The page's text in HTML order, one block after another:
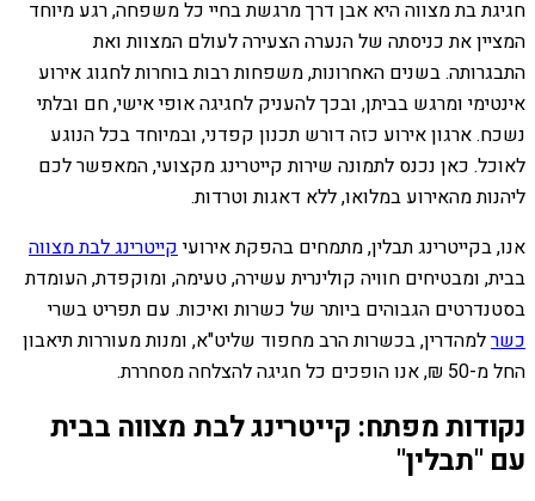
חגיגת בת מצווה היא אבן דרך מרגשת בחיי כל משפחה, רגע מיוחד
המציין את כניסתה של הנערה הצעירה לעולם המצוות ואת
התבגרותה. בשנים האחרונות, משפחות רבות בוחרות לחגוג אירוע
אינטימי ומרגש בביתן, ובכך להעניק לחגיגה אופי אישי, חם ובלתי
נשכח. ארגון אירוע כזה דורש תכנון קפדני, ובמיוחד בכל הנוגע
לאוכל. כאן נכנס לתמונה שירות קייטרינג מקצועי, המאפשר לכם
ליהנות מהאירוע במלואו, ללא דאגות וטרדות.
אנו, בקייטרינג תבלין, מתמחים בהפקת אירועיקייטרינג לבת מצווה
בבית, ומבטיחים חוויה קולינרית עשירה, טעימה, ומוקפדת, העומדת
בסטנדרטים הגבוהים ביותר של כשרות ואיכות. עם תפריט בשרי
כשרלמהדרין, בכשרות הרב מחפוד שליט"א, ומנות מעוררות תיאבון
החל מ-50 ₪, אנו הופכים כל חגיגה להצלחה מסחררת.
נקודות מפתח: קייטרינג לבת מצווה בבית
עם "תבלין"